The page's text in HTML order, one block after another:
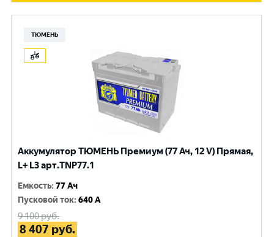
ТЮМЕНЬ
Аккумулятор ТЮМЕНЬ Премиум (77 Ач, 12 V) Прямая,
L+ L3 арт.TNP77.1
Емкость:77 Ач
Пусковой ток:640 A
9 100руб.
8 407 руб.